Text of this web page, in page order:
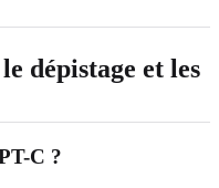
dépistage et les
C ?